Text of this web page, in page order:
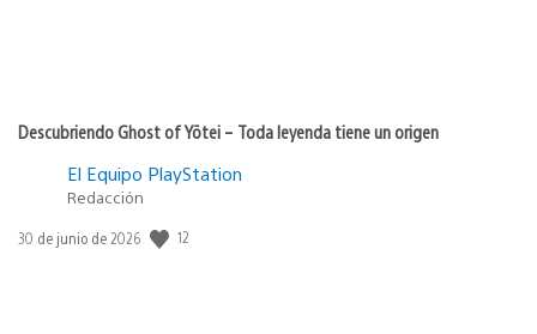
Descubriendo Ghost of Yōtei – Toda leyenda tiene un origen
El Equipo PlayStation
Redacción
Fecha
30 de junio de 2026 12